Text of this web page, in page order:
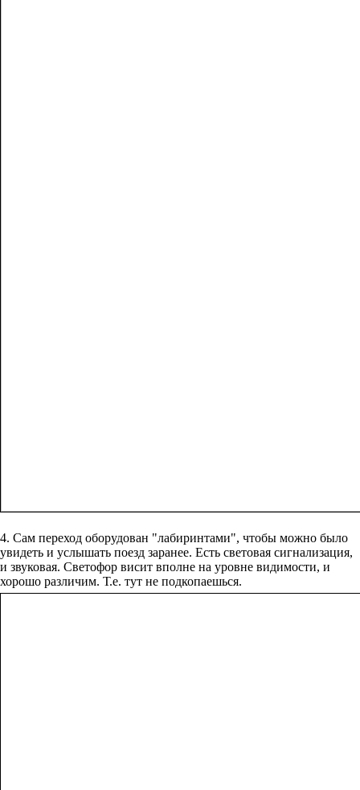
4. Сам переход оборудован "лабиринтами", чтобы можно было
увидеть и услышать поезд заранее. Есть световая сигнализация,
и звуковая. Светофор висит вполне на уровне видимости, и
хорошо различим. Т.е. тут не подкопаешься.